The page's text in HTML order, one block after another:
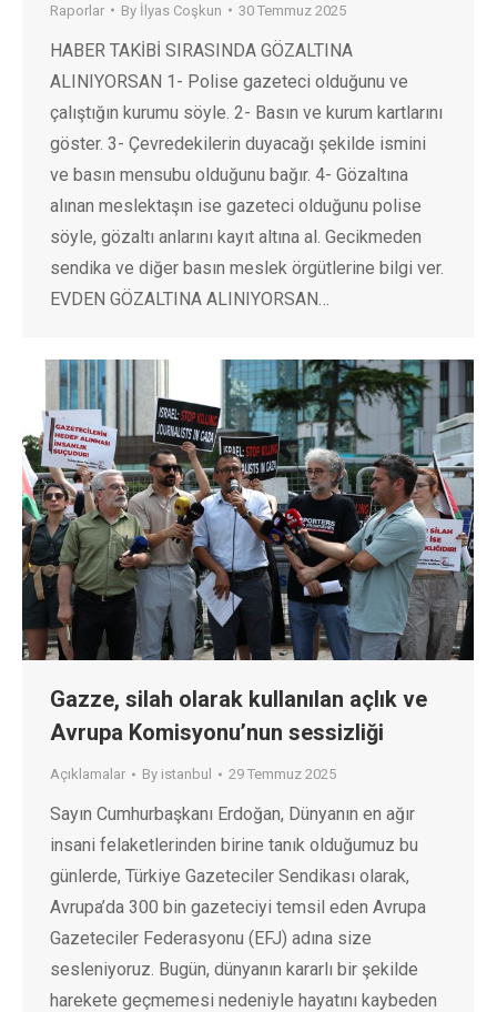
Raporlar By İlyas Coşkun 30 Temmuz 2025
HABER TAKİBİ SIRASINDA GÖZALTINA
ALINIYORSAN 1- Polise gazeteci olduğunu ve
çalıştığın kurumu söyle. 2- Basın ve kurum kartlarını
göster. 3- Çevredekilerin duyacağı şekilde ismini
ve basın mensubu olduğunu bağır. 4- Gözaltına
alınan meslektaşın ise gazeteci olduğunu polise
söyle, gözaltı anlarını kayıt altına al. Gecikmeden
sendika ve diğer basın meslek örgütlerine bilgi ver.
EVDEN GÖZALTINA ALINIYORSAN…
Gazze, silah olarak kullanılan açlık ve
Avrupa Komisyonu’nun sessizliği
Açıklamalar By istanbul 29 Temmuz 2025
Sayın Cumhurbaşkanı Erdoğan, Dünyanın en ağır
insani felaketlerinden birine tanık olduğumuz bu
günlerde, Türkiye Gazeteciler Sendikası olarak,
Avrupa’da 300 bin gazeteciyi temsil eden Avrupa
Gazeteciler Federasyonu (EFJ) adına size
sesleniyoruz. Bugün, dünyanın kararlı bir şekilde
harekete geçmemesi nedeniyle hayatını kaybeden